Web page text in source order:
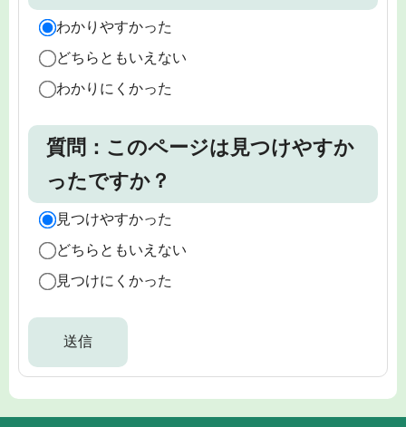
わかりやすかった
どちらともいえない
わかりにくかった
質問：このページは見つけやすか
ったですか？
見つけやすかった
どちらともいえない
見つけにくかった